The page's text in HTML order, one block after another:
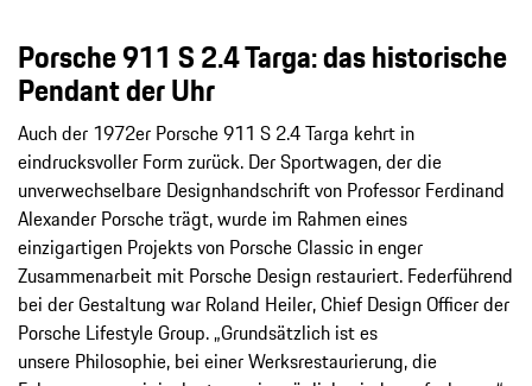
Porsche 911 S 2.4 Targa: das historische
Pendant der Uhr
Auch der 1972er Porsche 911 S 2.4 Targa kehrt in
eindrucksvoller Form zurück. Der Sportwagen, der die
unverwechselbare Designhandschrift von Professor Ferdinand
Alexander Porsche trägt, wurde im Rahmen eines
einzigartigen Projekts von Porsche Classic in enger
Zusammenarbeit mit Porsche Design restauriert. Federführend
bei der Gestaltung war Roland Heiler, Chief Design Officer der
Porsche Lifestyle Group. „Grundsätzlich ist es
unsere Philosophie, bei einer Werksrestaurierung, die